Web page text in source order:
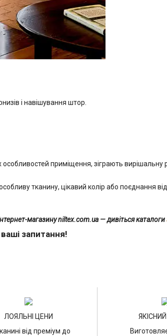
і навішування штор.
приміщення, зіграють вирішальну
тканину, цікавий колір або поєднання
магазинуniltex.com.ua — дивіться каталоги
запитання!
ЛОЯЛЬНІ ЦЕНИ
від преміум до